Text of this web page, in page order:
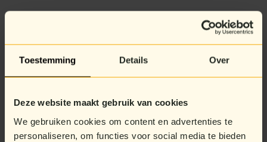
Toestemming Details Over
Deze website maakt gebruik van cookies
We gebruiken cookies om content en advertenties te
personaliseren, om functies voor social media te bieden